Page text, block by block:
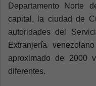
Departamento Norte
capital, la ciudad de
autoridades del
Extranjería
aproximado de 2000
diferentes.